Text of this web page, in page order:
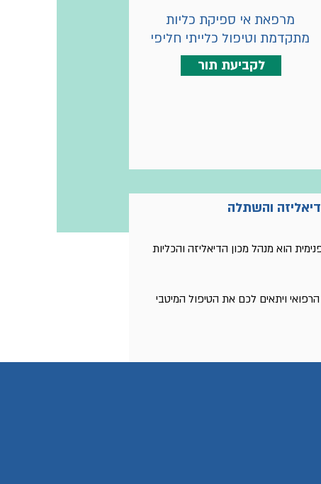
מרפאת אי ספיקת כליות
מתקדמת וטיפול כלייתי חליפי
לקביעת תור
והשתלה
הוא מנהל מכון הדיאליזה והכליות
ויתאים לכם את הטיפול המיטבי